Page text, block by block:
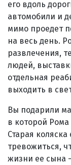
его вдоль
автомобили и
мимо проедет
на весь день.
развлечения,
людей,
отдельная
выходить в
Вы подарили
в которой Рома
Старая
тревожиться,
жизни ее сына